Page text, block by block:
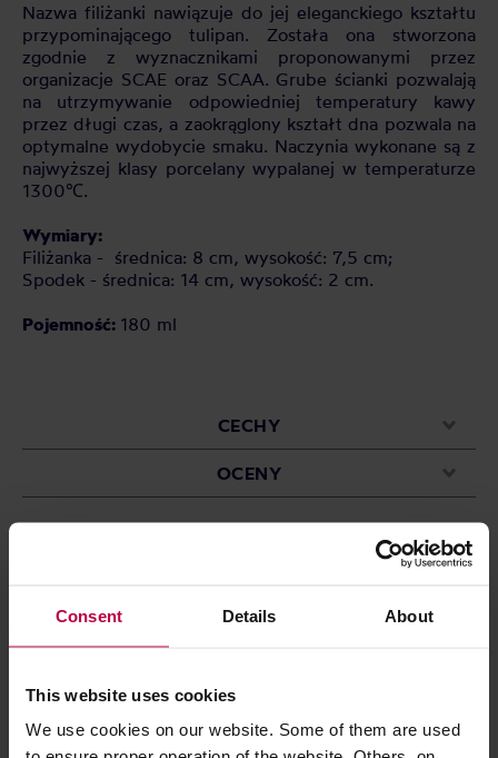
Consent Details About
This website uses cookies
We use cookies on our website. Some of them are used
Nazwa filiżanki nawiązuje do jej eleganckiego kształtu
przypominającego tulipan. Została ona stworzona
zgodnie z wyznacznikami proponowanymi przez
organizacje SCAE oraz SCAA. Grube ścianki pozwalają
na utrzymywanie odpowiedniej temperatury kawy
przez długi czas, a zaokrąglony kształt dna pozwala na
optymalne wydobycie smaku. Naczynia wykonane są z
najwyższej klasy porcelany wypalanej w temperaturze
1300℃.
Wymiary:
Filiżanka - średnica: 8 cm, wysokość: 7,5 cm;
Spodek - średnica: 14 cm, wysokość: 2 cm.
Pojemność: 180 ml
CECHY
OCENY
Może Cię zainteresować